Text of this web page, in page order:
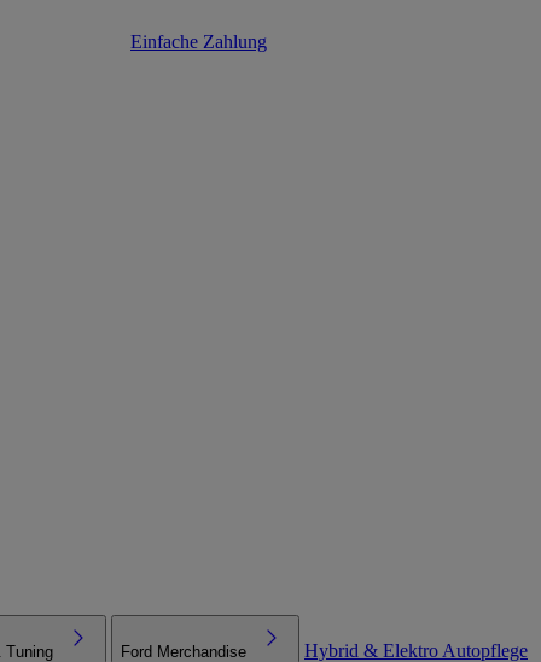
Einfache Zahlung
Tuning Ford Merchandise Hybrid & Elektro Autopflege